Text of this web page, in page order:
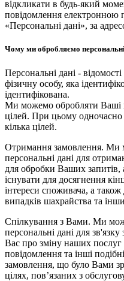
відкликати в будь-який
повідомлення електронною
«Персональні дані», за
Чому ми обробляємо
Персональні дані -
фізичну особу, яка
ідентифікована.
Ми можемо обробляти Ваші
цілей. При цьому одночасно
кілька цілей.
Отримання замовлення. Ми
персональні дані для
для обробки Ваших запитів,
існувати для досягнення
інтереси споживача, а також
випадків шахрайства та
Спілкування з Вами. Ми
персональні дані для
Вас про зміну наших послуг
повідомлення та інші
замовлення, що було Вами
цілях, пов’язаних з